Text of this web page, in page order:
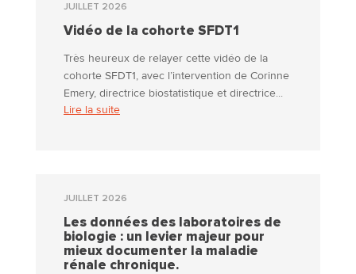
JUILLET 2026
Vidéo de la cohorte SFDT1
Très heureux de relayer cette vidéo de la
cohorte SFDT1, avec l’intervention de Corinne
Emery, directrice biostatistique et directrice...
Lire la suite
JUILLET 2026
Les données des laboratoires de
biologie : un levier majeur pour
mieux documenter la maladie
rénale chronique.